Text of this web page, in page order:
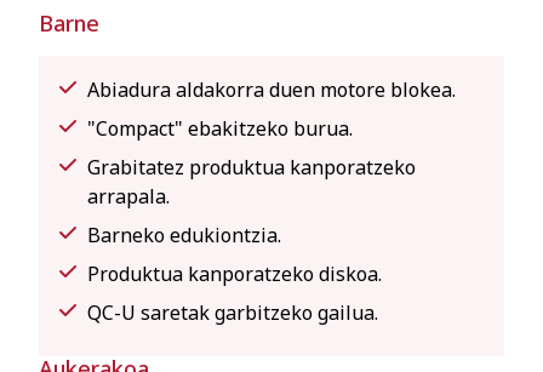
Barne
Abiadura aldakorra duen motore blokea.
"Compact" ebakitzeko burua.
Grabitatez produktua kanporatzeko
arrapala.
Barneko edukiontzia.
Produktua kanporatzeko diskoa.
QC-U saretak garbitzeko gailua.